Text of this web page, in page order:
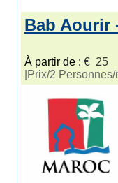
Bab Aourir
À partir de : € 25
|Prix/2 Personnes/